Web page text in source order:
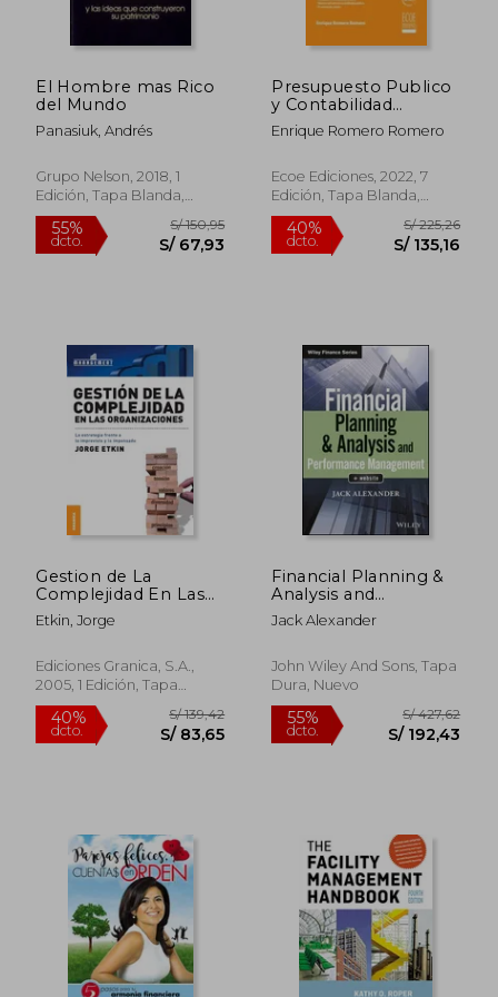
S/ 196,82
S/ 88,57
55%
dcto.
El Hombre mas Rico
del Mundo
Panasiuk, Andrés
Grupo Nelson, 2018, 1
Edición, Tapa Blanda,
Nuevo
Presupuesto Publico
y Contabilidad
Gubernamental
Enrique Romero Romero
Ecoe Ediciones, 2022, 7
Edición, Tapa Blanda,
Nuevo
Gestion de La
Complejidad En Las
Organizaciones: La
estrategia frente a lo
impensado
Etkin, Jorge
Ediciones Granica, S.A.,
2005, 1 Edición, Tapa
Blanda, Nuevo
Financial Planning &
Analysis and
Performance
Management (Wiley
Jack Alexander
John Wiley And Sons, Tapa
Dura, Nuevo